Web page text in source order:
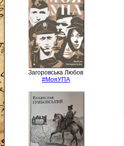
Загоровська Любов
#МояУПА